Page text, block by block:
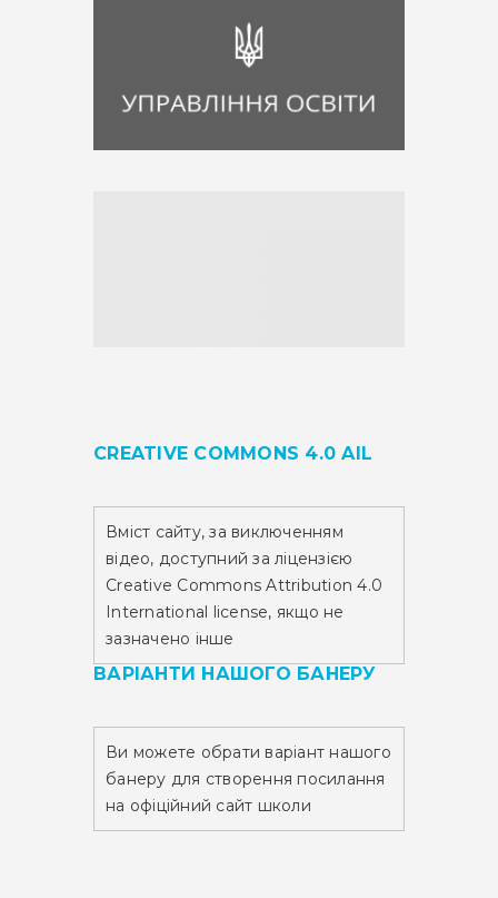
CREATIVE COMMONS 4.0 AIL
Вміст сайту,за виключенням
відео, доступний за ліцензією
Creative Commons Attribution 4.0
International license, якщо не
зазначено інше
ВАРІАНТИ НАШОГО БАНЕРУ
Ви можете обрати варіант нашого
банеру для створення посилання
на офіційний сайт школи